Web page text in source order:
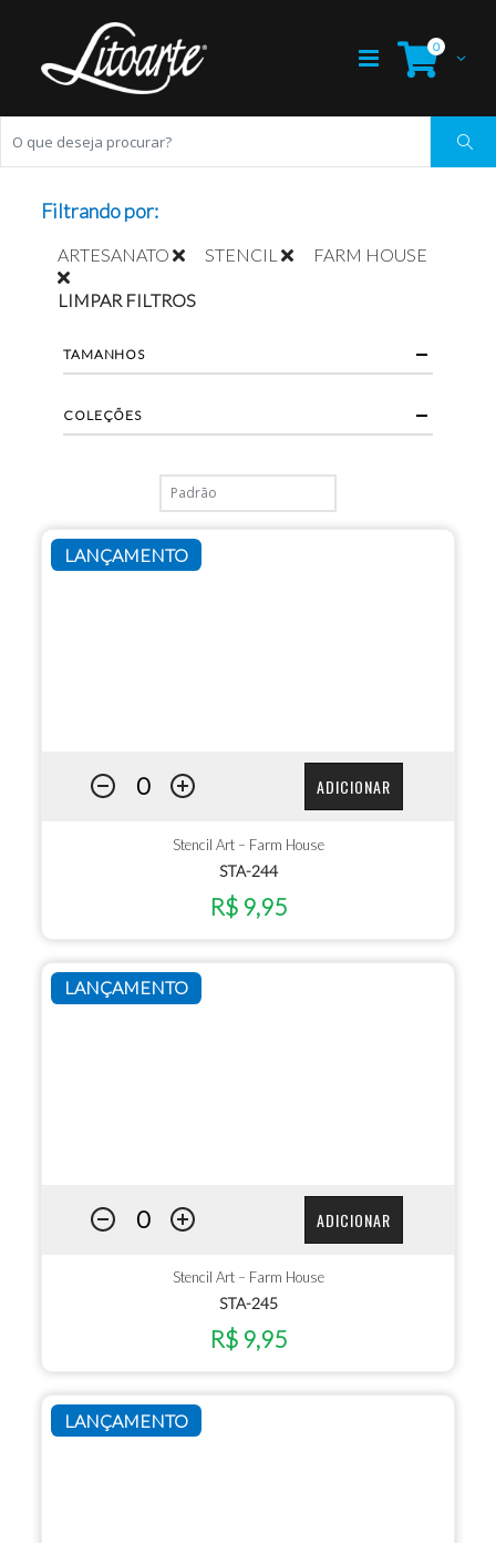
0
LANÇAMENTO
ADICIONAR
Stencil Art – Farm House
STA-244
R$ 9,95
LANÇAMENTO
ADICIONAR
Stencil Art – Farm House
STA-245
R$ 9,95
LANÇAMENTO
Filtrando por:
ARTESANATO STENCIL FARM HOUSE
LIMPAR FILTROS
TAMANHOS
COLEÇÕES